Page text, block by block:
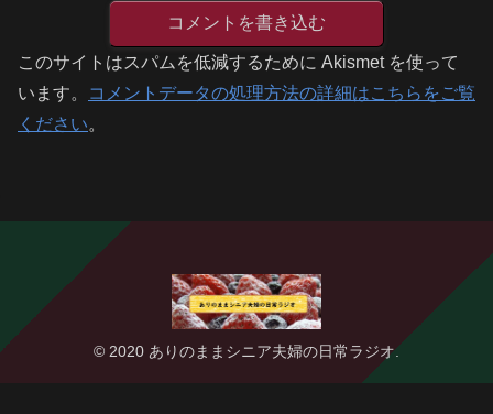
コメントを書き込む
このサイトはスパムを低減するために Akismet を使って
います。
コメントデータの処理方法の詳細はこちらをご覧
ください。
© 2020 ありのままシニア夫婦の日常ラジオ.